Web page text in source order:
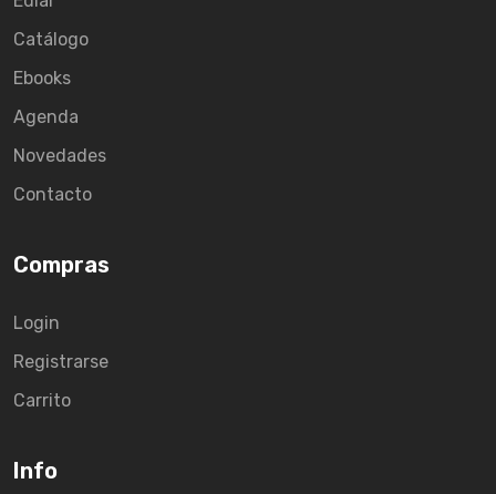
Catálogo
Ebooks
Agenda
Novedades
Contacto
Compras
Login
Registrarse
Carrito
Info